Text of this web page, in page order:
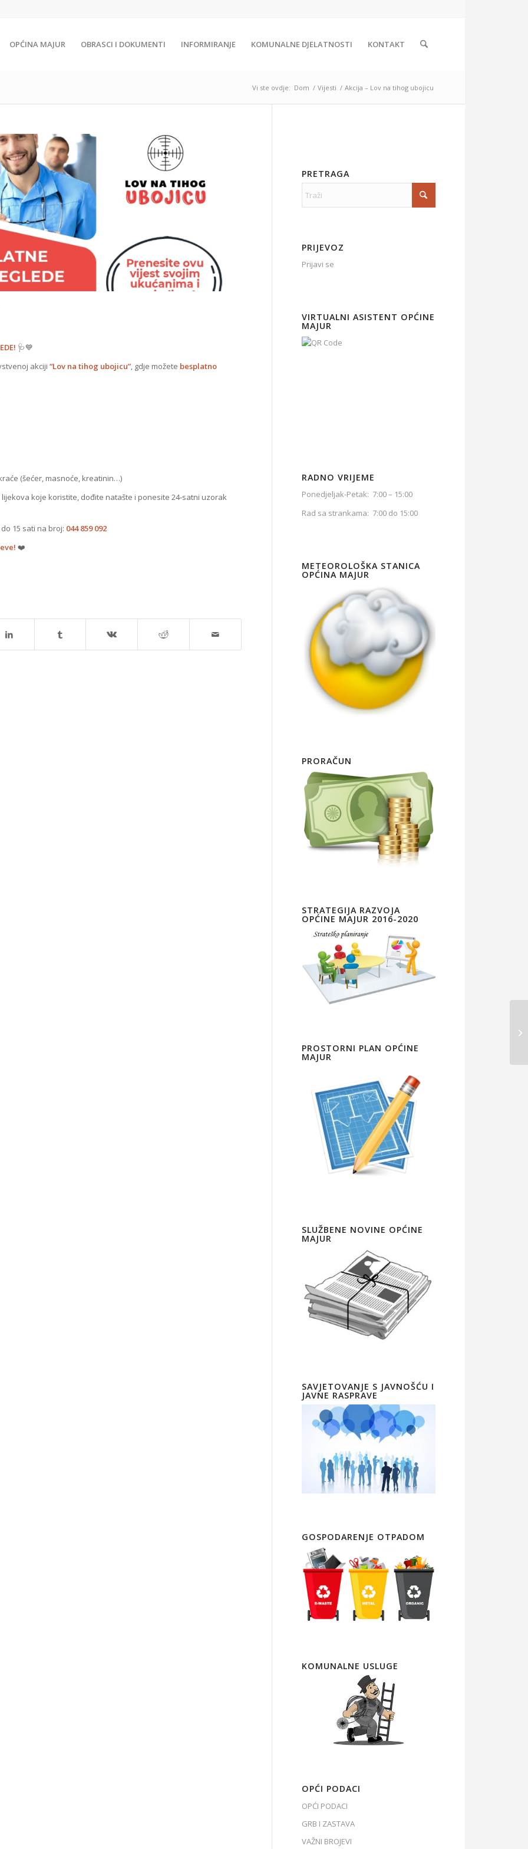
OPĆINA MAJUR OBRASCI I DOKUMENTI INFORMIRANJE KOMUNALNE DJELATNOSTI KONTAKT
Vi ste ovdje: Dom / Vijesti / Akcija – Lov na tihog ubojicu
🩺💙
akciji “Lov na tihog ubojicu”, gdje možete besplatno
(šećer, masnoće, kreatinin…)
koje koristite, dođite natašte i ponesite 24-satni uzorak
15 sati na broj: 044 859 092
❤️
PRETRAGA
PRIJEVOZ
Prijavi se
VIRTUALNI ASISTENT OPĆINE
MAJUR
RADNO VRIJEME
Ponedjeljak-Petak: 7:00 – 15:00
Rad sa strankama: 7:00 do 15:00
METEOROLOŠKA STANICA
OPĆINA MAJUR
PRORAČUN
STRATEGIJA RAZVOJA
OPĆINE MAJUR 2016-2020
PROSTORNI PLAN OPĆINE
MAJUR
SLUŽBENE NOVINE OPĆINE
MAJUR
SAVJETOVANJE S JAVNOŠĆU I
JAVNE RASPRAVE
GOSPODARENJE OTPADOM
KOMUNALNE USLUGE
OPĆI PODACI
OPĆI PODACI
GRB I ZASTAVA
VAŽNI BROJEVI